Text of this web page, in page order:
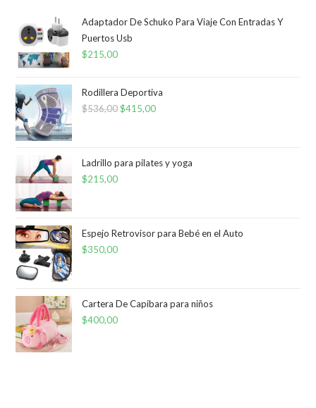
Adaptador De Schuko Para Viaje Con Entradas Y
Puertos Usb
$215,00
Rodillera Deportiva
$536,00El
era:
$415,00El
es:
Ladrillo para pilates y yoga
$215,00
Espejo Retrovisor para Bebé en el Auto
$350,00
Cartera De Capibara para niños
$400,00